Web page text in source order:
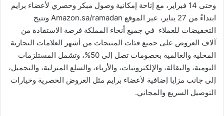
وحتى 14 فبراير، مع إتاحة إمكانية وصول مبكر وحصري لأعضاء برايم
ابتداءً من 27 يناير، عبر الموقع Amazon.sa/ramadan وتتيح
التخفيضات للعملاء في جميع أنحاء المملكة فرصة الاستفادة من
آلاف العروض على جميع فئات المنتجات من أشهر العلامات التجارية
المحلية والعالمية بخصومات تصل إلى 50%، وتشمل المستلزمات
اليومية، والبقالة، والإلكترونيات، والأزياء، والسلع المنزلية، والتجميل،
إلى جانب مزايا إضافية لأعضاء برايم مثل العروض الحصرية وخيارات
التوصيل السريع والمجاني.